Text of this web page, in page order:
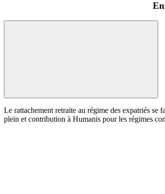
Le rattachement retraite au régime des expatriés
plein et contribution à Humanis pour les régimes